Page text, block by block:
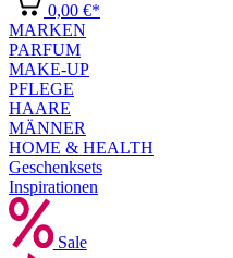
0,00 €*
MARKEN
PARFUM
MAKE-UP
PFLEGE
HAARE
MÄNNER
HOME & HEALTH
Geschenksets
Inspirationen
Sale